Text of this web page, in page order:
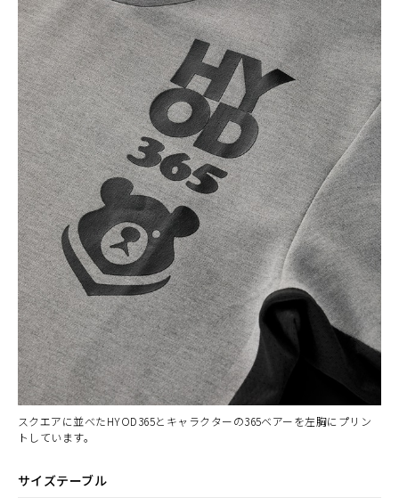
スクエアに並べたHYOD365とキャラクターの365ベアーを左胸にプリン
トしています。
サイズテーブル